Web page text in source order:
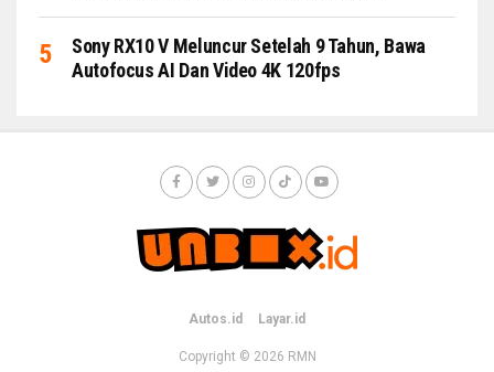
Sony RX10 V Meluncur Setelah 9 Tahun, Bawa
Autofocus AI Dan Video 4K 120fps
Autos.id Layar.id
Copyright © 2026 RMN